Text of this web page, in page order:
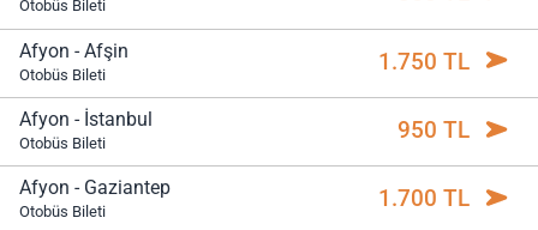
Otobüs Bileti
Afyon - Afşin
Otobüs Bileti 1.750 TL
Afyon - İstanbul
Otobüs Bileti 950 TL
Afyon - Gaziantep
Otobüs Bileti 1.700 TL